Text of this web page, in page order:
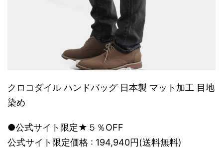
クロコダイル ハンドバッグ 日本製 マット加工 目地
染め
●公式サイト限定★５％OFF
公式サイト限定価格 : 194,940円(送料無料)